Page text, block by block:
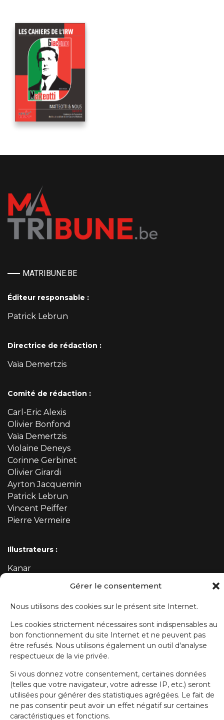
Gérer le consentement
Nous utilisons des cookies sur le présent site Internet.
Les cookies strictement nécessaires sont indispensables au
bon fonctionnement du site Internet et ne peuvent pas
être refusés. Nous utilisons également un outil d'analyse
respectueux de la vie privée.
Si vous donnez votre consentement, certaines données
(telles que votre navigateur, votre adresse IP, etc.) seront
utilisées pour générer des statistiques agrégées. Le fait de
ne pas consentir peut avoir un effet négatif sur certaines
caractéristiques et fonctions.
MATRIBUNE.BE
Éditeur responsable :
Patrick Lebrun
Directrice de rédaction :
Vaïa Demertzis
Comité de rédaction :
Carl-Eric Alexis
Olivier Bonfond
Vaïa Demertzis
Violaine Deneys
Corinne Gerbinet
Olivier Girardi
Ayrton Jacquemin
Patrick Lebrun
Vincent Peiffer
Pierre Vermeire
Illustrateurs :
Kanar
ABONNEZ-VOUS À NOTRE NEWSLETTER
Prénom
Nom de famille
E-mail